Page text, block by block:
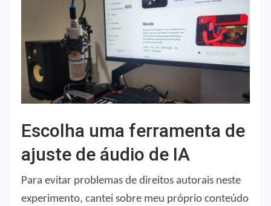
Escolha uma ferramenta de
ajuste de áudio de IA
Para evitar problemas de direitos autorais neste
experimento, cantei sobre meu próprio conteúdo